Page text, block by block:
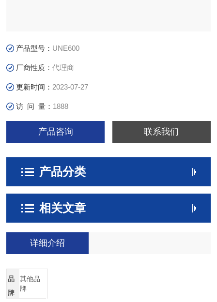
产品型号： UNE600
厂商性质：代理商
更新时间： 2023-07-27
访 问 量： 1888
产品咨询 联系我们
产品分类
相关文章
详细介绍
品
牌
其他品
牌